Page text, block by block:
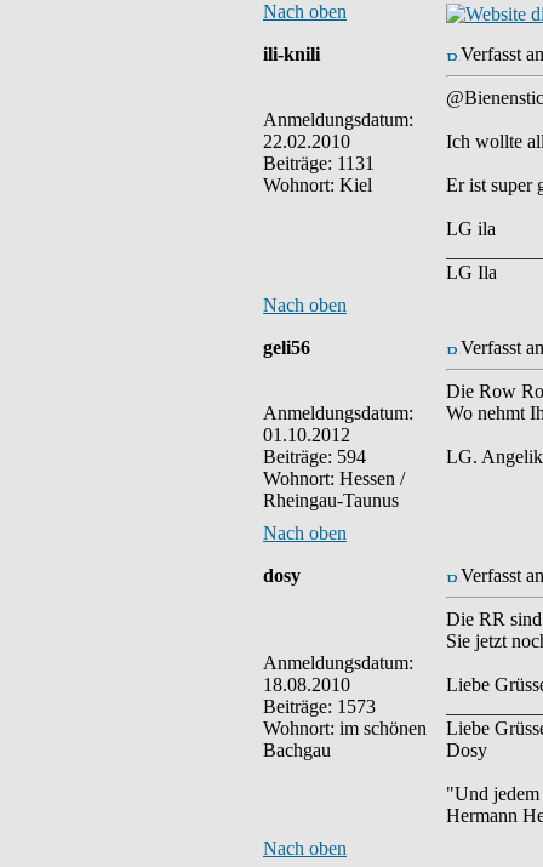
Nach oben
ili-knili
Anmeldungsdatum:
22.02.2010
Beiträge: 1131
Wohnort: Kiel
Verfasst
Ich wollte
Er ist super
LG ila
LG Ila
Nach oben
geli56
Anmeldungsdatum:
01.10.2012
Beiträge: 594
Wohnort: Hessen /
Rheingau-Taunus
Verfasst
Die Row
Wo nehmt
LG.
Nach oben
dosy
Anmeldungsdatum:
18.08.2010
Beiträge: 1573
Wohnort: im schönen
Bachgau
Verfasst
Die RR
Sie jetzt
Liebe
Liebe
Dosy
"Und
Hermann
Nach oben